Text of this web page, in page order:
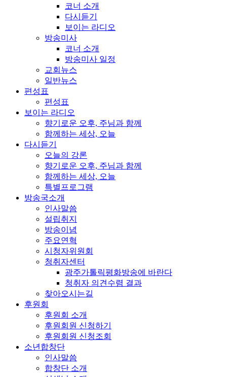
코너 소개
다시듣기
보이는 라디오
방송미사
코너 소개
방송미사 일정
교회뉴스
일반뉴스
편성표
편성표
보이는 라디오
향기로운 오후, 주님과 함께
함께하는 세상, 오늘
다시듣기
오늘의 강론
향기로운 오후, 주님과 함께
함께하는 세상, 오늘
특별프로그램
방송국소개
인사말씀
설립취지
방송이념
주요연혁
시청자위원회
청취자센터
광주가톨릭평화방송에 바란다
청취자 의견수렴 결과
찾아오시는길
후원회
후원회 소개
후원회원 신청하기
후원회원 신청조회
소년합창단
인사말씀
합창단 소개